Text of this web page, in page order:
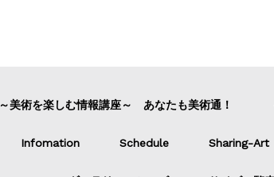
～美術を楽しむ情報講座～ あなたも美術通！
Infomation Schedule Sharing-Art